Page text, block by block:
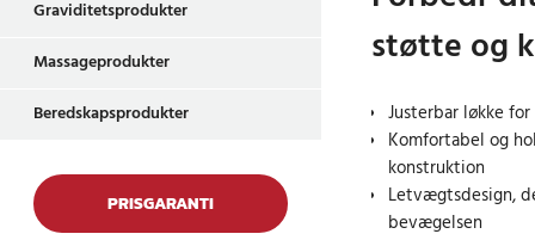
Graviditetsprodukter
Massageprodukter
Beredskapsprodukter
PRISGARANTI
støtte og
Justerbar løkke
Komfortabel og
konstruktion
Letvægtsdesign,
bevægelsen